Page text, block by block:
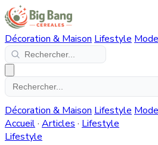
Décoration & Maison Lifestyle
Décoration & Maison Lifestyle
Accueil· Articles · Lifestyle
Lifestyle